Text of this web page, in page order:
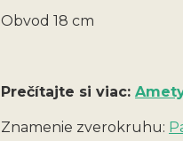
Obvod 18 cm
Prečítajte si viac:
Znamenie zverokruhu: